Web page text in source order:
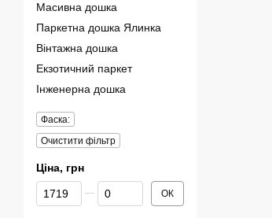
Масивна дошка
Паркетна дошка Ялинка
Вінтажна дошка
Екзотичний паркет
Інженерна дошка
Фаска:
Очистити фільтр
Ціна, грн
Від Ціна, грн
До Ціна, грн ОК